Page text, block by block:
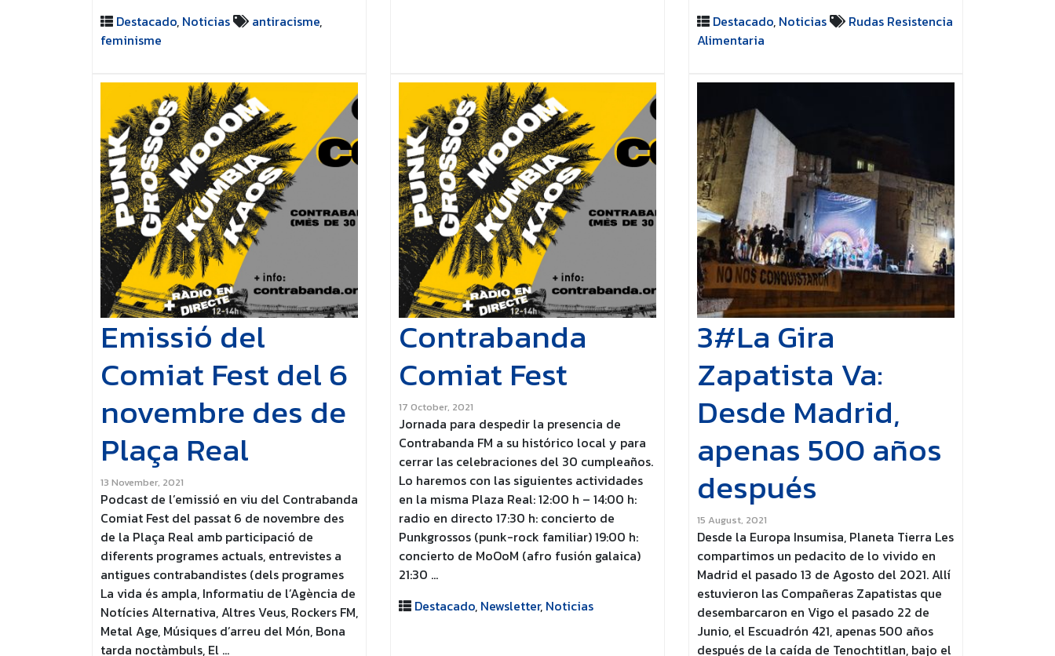
Destacado, Noticias antiracisme,
feminisme
Destacado, Noticias
Rudas Resistencia
Alimentaria
Emissió del
Comiat Fest del 6
novembre des de
Plaça Real
13 November, 2021
Podcast de l’emissió en viu del Contrabanda
Comiat Fest del passat 6 de novembre des
de la Plaça Real amb participació de
diferents programes actuals, entrevistes a
antigues contrabandistes (dels programes
La vida és ampla, Informatiu de l’Agència de
Notícies Alternativa, Altres Veus, Rockers FM,
Metal Age, Músiques d’arreu del Món, Bona
tarda noctàmbuls, El …
Contrabanda
Comiat Fest
17 October, 2021
Jornada para despedir la presencia de
Contrabanda FM a su histórico local y para
cerrar las celebraciones del 30 cumpleaños.
Lo haremos con las siguientes actividades
en la misma Plaza Real: 12:00 h – 14:00 h:
radio en directo 17:30 h: concierto de
Punkgrossos (punk-rock familiar) 19:00 h:
concierto de MoOoM (afro fusión galaica)
21:30 …
Destacado, Newsletter, Noticias
3#La Gira
Zapatista Va:
Desde Madrid,
apenas 500 años
después
15 August, 2021
Desde la Europa Insumisa, Planeta Tierra Les
compartimos un pedacito de lo vivido en
Madrid el pasado 13 de Agosto del 2021. Allí
estuvieron las Compañeras Zapatistas que
desembarcaron en Vigo el pasado 22 de
Junio, el Escuadrón 421, apenas 500 años
después de la caída de Tenochtitlan, bajo el